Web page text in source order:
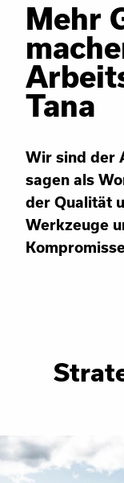
Mehr
Tana
Wir sind der
sagen als
der Qualität
Werkzeuge